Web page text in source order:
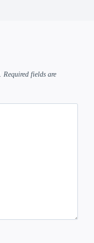
Required fields are